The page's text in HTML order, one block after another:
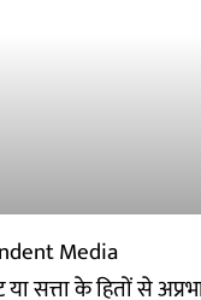
Media
या सत्ता के हितों से